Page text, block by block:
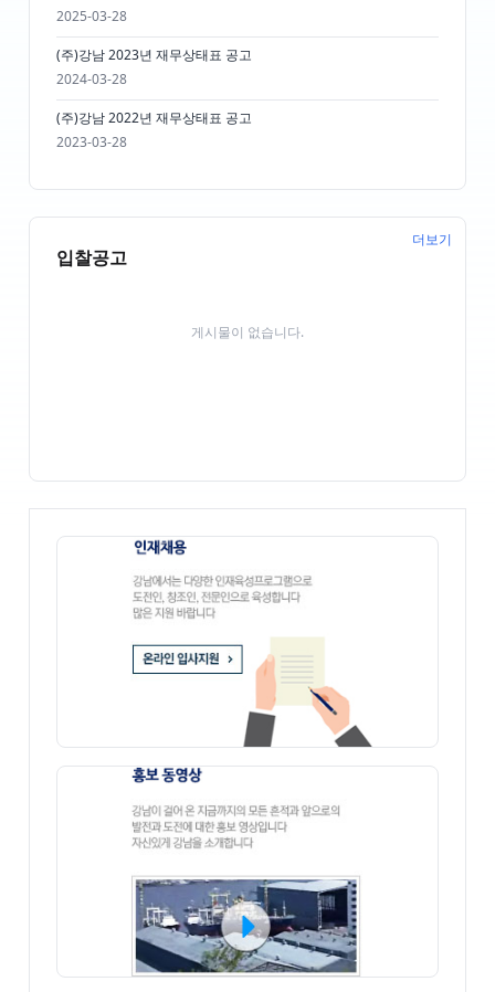
2025-03-28
(주)강남 2023년 재무상태표 공고
2024-03-28
(주)강남 2022년 재무상태표 공고
2023-03-28
입찰공고
더보기
게시물이 없습니다.
인재채용
홍보 동영상